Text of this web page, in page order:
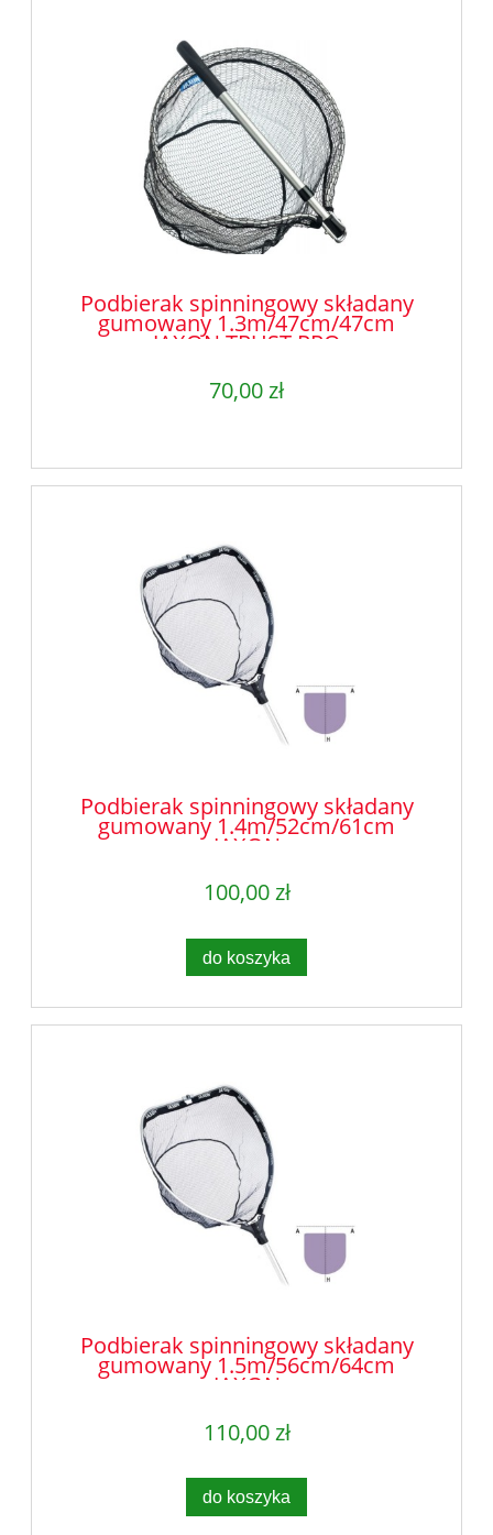
Podbierak spinningowy składany
gumowany 1.3m/47cm/47cm
JAXON TRUST PRO
70,00 zł
Podbierak spinningowy składany
gumowany 1.4m/52cm/61cm
JAXON
100,00 zł
do koszyka
Podbierak spinningowy składany
gumowany 1.5m/56cm/64cm
JAXON
110,00 zł
do koszyka